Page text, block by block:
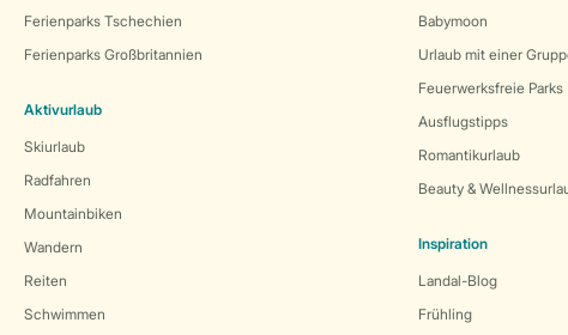
Ferienparks Tschechien
Ferienparks Großbritannien
Aktivurlaub
Skiurlaub
Radfahren
Mountainbiken
Wandern
Reiten
Schwimmen
Babymoon
Urlaub mit einer
Feuerwerksfreie Parks
Ausflugstipps
Romantikurlaub
Beauty &
Inspiration
Landal-Blog
Frühling